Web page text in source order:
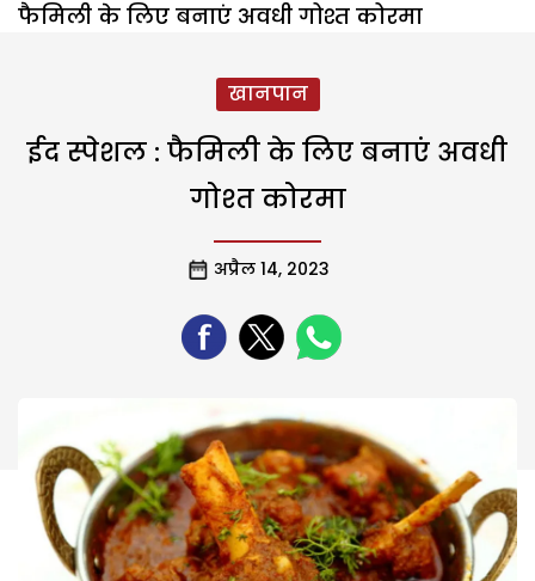
फैमिली के लिए बनाएं अवधी गोश्त कोरमा
खानपान
ईद स्पेशल : फैमिली के लिए बनाएं अवधी
गोश्त कोरमा
अप्रैल 14, 2023